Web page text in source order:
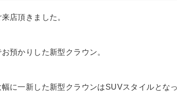
店頂きました。
預かりした新型クラウン。
に一新した新型クラウンはSUVスタイルとなっ